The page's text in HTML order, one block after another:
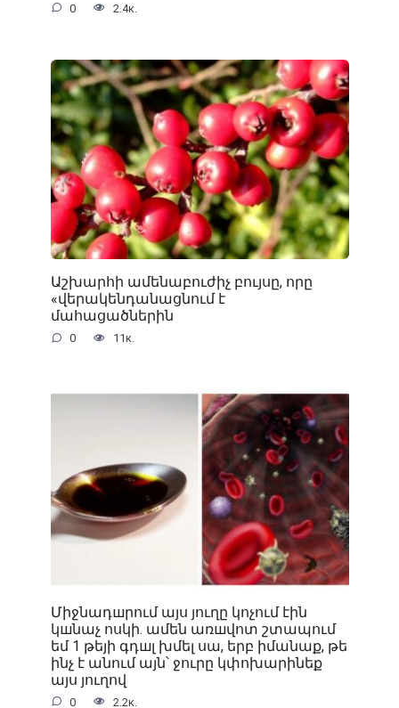
0 2.4к.
Աշխարհի ամենաբուժիչ բույսը, որը
«վերակենդանացնում է
մահացածներին
0 11к.
Միջնադшրում այս յուղը կոչում էին
կшնաչ ոսկի. ամեն առшվոտ շտապում
եմ 1 թեյի գդшլ խմել սա, երբ իմանաք, թե
ինչ է անում այն՝ ջուրը կփոխարինեք
այս յուղով
0 2.2к.